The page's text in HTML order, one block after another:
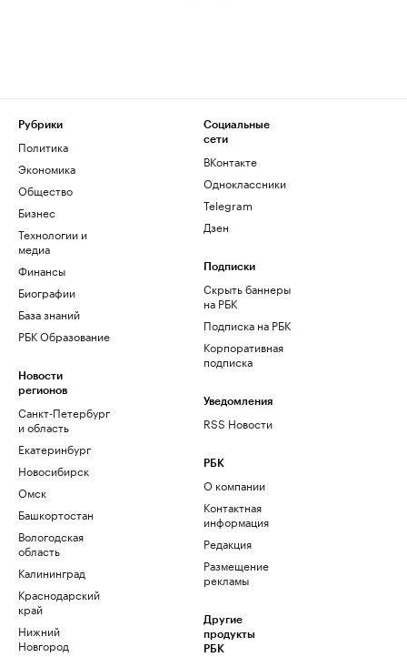
Рубрики
Политика
Экономика
Общество
Бизнес
Технологии и
медиа
Финансы
Биографии
База знаний
РБК Образование
Новости
регионов
Санкт-Петербург
и область
Екатеринбург
Новосибирск
Омск
Башкортостан
Вологодская
область
Калининград
Краснодарский
край
Нижний
Новгород
Социальные
сети
ВКонтакте
Одноклассники
Telegram
Дзен
Подписки
Скрыть баннеры
на РБК
Подписка на РБК
Корпоративная
подписка
Уведомления
RSS Новости
РБК
О компании
Контактная
информация
Редакция
Размещение
рекламы
Другие
продукты
РБК